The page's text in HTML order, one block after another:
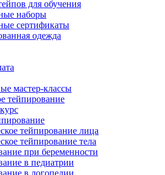
для обучения
наборы
сертификаты
одежда
мастер-классы
тейпирование
тейпирование лица
тейпирование тела
при беременности
в педиатрии
в логопедии